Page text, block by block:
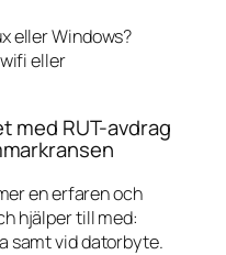
eller Windows?
eller
med RUT-avdrag
en erfaren och
hjälper till med:
samt vid datorbyte.